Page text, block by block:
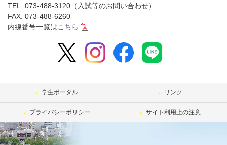
TEL. 073-488-3120（入試等のお問い合わせ）
FAX. 073-488-6260
内線番号一覧はこちら
学生ポータル リンク
プライバシーポリシー サイト利用上の注意